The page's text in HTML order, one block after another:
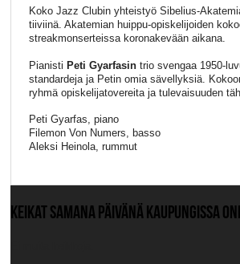
Koko Jazz Clubin yhteistyö Sibelius-
tiiviinä. Akatemian huippu-opiskelijoiden
streakmonserteissa koronakevään aikana.
Pianisti Peti Gyarfasintrio svengaa 1950-
standardeja ja Petin omia sävellyksiä.
ryhmä opiskelijatovereita ja tulevaisuuden
Peti Gyarfas, piano
Filemon Von Numers, basso
Aleksi Heinola, rummut
KEIKAT SAMANA PÄIVÄNÄ KAUPUNGISSA